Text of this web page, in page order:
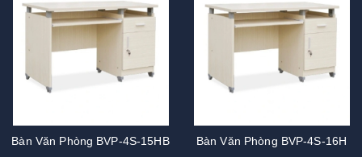
Bàn Văn Phòng BVP-4S-15HB Bàn Văn Phòng BVP-4S-16H